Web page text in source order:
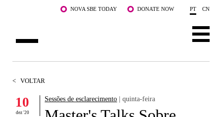
Saltar para o conteúdo principalNOVA SBE TODAY DONATE NOW PT CN
DOCENTES E INVESTIGAÇÃO
< VOLTAR
10
dez '20
Sessões de esclarecimento | quinta-feira